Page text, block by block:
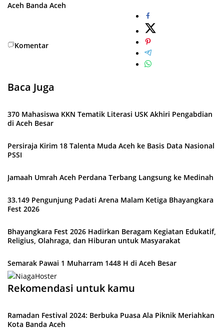
Aceh Banda Aceh
Komentar
Baca Juga
370 Mahasiswa KKN Tematik Literasi USK Akhiri Pengabdian
di Aceh Besar
Persiraja Kirim 18 Talenta Muda Aceh ke Basis Data Nasional
PSSI
Jamaah Umrah Aceh Perdana Terbang Langsung ke Medinah
33.149 Pengunjung Padati Arena Malam Ketiga Bhayangkara
Fest 2026
Bhayangkara Fest 2026 Hadirkan Beragam Kegiatan Edukatif,
Religius, Olahraga, dan Hiburan untuk Masyarakat
Semarak Pawai 1 Muharram 1448 H di Aceh Besar
Rekomendasi untuk kamu
Ramadan Festival 2024: Berbuka Puasa Ala Piknik Meriahkan
Kota Banda Aceh